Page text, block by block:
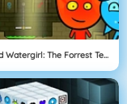
Fireboy And Watergirl: The Forrest Temple